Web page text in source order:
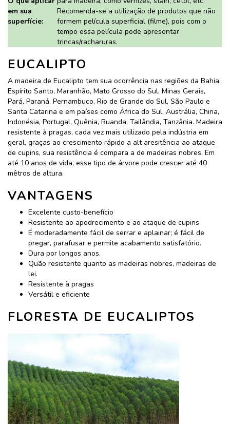
em sua
superfície:
Recomenda-se a utilização de produtos que não
formem película superficial (filme), pois com o
tempo essa película pode apresentar
trincas/racharuras.
EUCALIPTO
A madeira de Eucalipto tem sua ocorrência nas regiões da Bahia,
Espírito Santo, Maranhão, Mato Grosso do Sul, Minas Gerais,
Pará, Paraná, Pernambuco, Rio de Grande do Sul, São Paulo e
Santa Catarina e em países como África do Sul, Austrália, China,
Indonésia, Portugal, Quênia, Ruanda, Tailândia, Tanzânia. Madeira
resistente à pragas, cada vez mais utilizado pela indústria em
geral, graças ao crescimento rápido a alt aresitência ao ataque
de cupins, sua resistência é compara a de madeiras nobres. Em
até 10 anos de vida, esse tipo de árvore pode crescer até 40
mêtros de altura.
VANTAGENS
Excelente custo-benefício
Resistente ao apodrecimento e ao ataque de cupins
É moderadamente fácil de serrar e aplainar; é fácil de
pregar, parafusar e permite acabamento satisfatório.
Dura por longos anos.
Quão resistente quanto as madeiras nobres, madeiras de
lei.
Resistente à pragas
Versátil e eficiente
FLORESTA DE EUCALIPTOS